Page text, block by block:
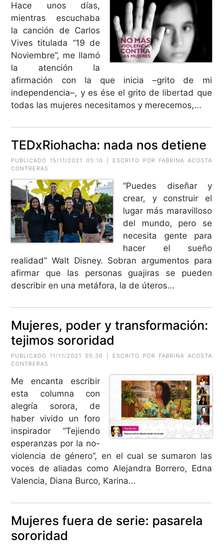
Hace unos días,
mientras escuchaba
la canción de Carlos
Vives titulada “19 de
Noviembre”, me llamó
la atención la
afirmación con la que inicia –grito de mi
independencia–, y es ése el grito de libertad que
todas las mujeres necesitamos y merecemos,...
TEDxRiohacha: nada nos detiene
PUBLICADO 15/11/2021 05:10 | ESCRITO POR FABRINA ACOSTA
CONTRERAS
“Puedes diseñar y
crear, y construir el
lugar más maravilloso
del mundo, pero se
necesita gente para
hacer el sueño
realidad” Walt Disney. Sobran argumentos para
afirmar que las personas guajiras se pueden
describir en una metáfora, la de úteros...
Mujeres, poder y transformación:
tejimos sororidad
PUBLICADO 11/11/2021 05:36 | ESCRITO POR FABRINA ACOSTA
CONTRERAS
Me encanta escribir
esta columna con
alegría sorora, de
haber vivido un foro
inspirador “Tejiendo
esperanzas por la no-
violencia de género”, en el cual se sumaron las
voces de aliadas como Alejandra Borrero, Edna
Valencia, Diana Burco, Karina...
Mujeres fuera de serie: pasarela
sororidad